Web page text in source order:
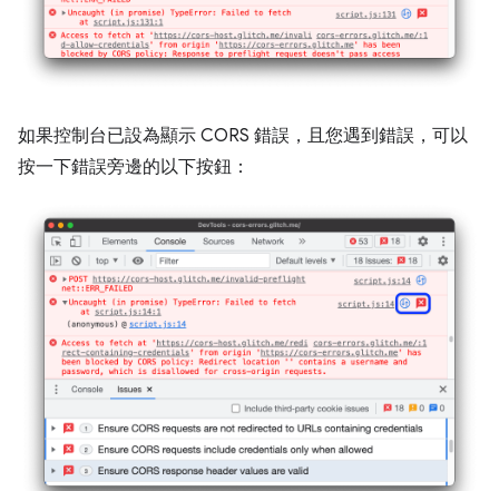
如果控制台已設為顯示 CORS 錯誤，且您遇到錯誤，可以
按一下錯誤旁邊的以下按鈕：